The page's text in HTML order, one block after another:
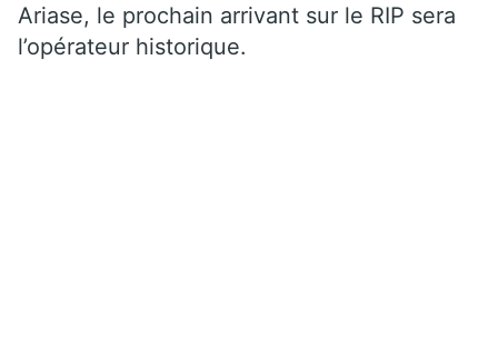
Ariase, le prochain arrivant sur le RIP sera
l’opérateur historique.